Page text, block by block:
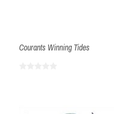
Courants Winning Tides